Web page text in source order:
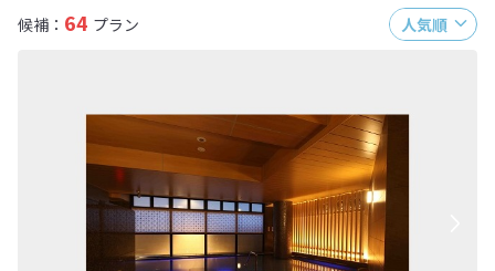
候補： 64 プラン 人気順